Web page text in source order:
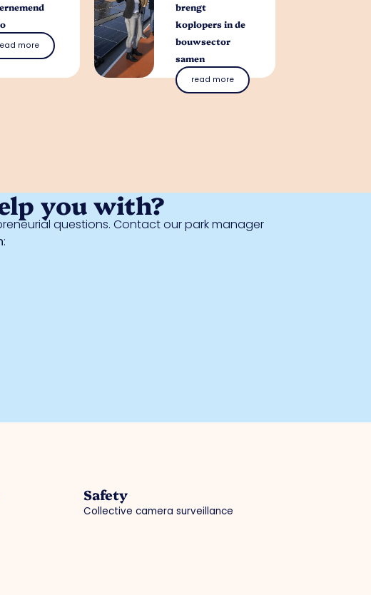
more
brengt
koplopers in de
bouwsector
samen
read more
you with?
questions. Contact our park manager
:
Safety
Collective camera surveillance